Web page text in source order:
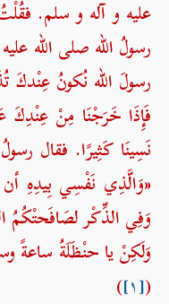
علیه و آله و سلم.
رسولُ الله صلی الله
رسولَ الله نُكونُ عِنْدكَ
فَإِذَا خَرَجْنَا مِنْ عِنْدِكَ
نَسِينَا كَثِيرًا. فقال
«وَالَّذِي نَفْسِي بِيدِهِ
وَفِي الذِّكْر لصَافَحتْكُمُ
وَلَكِنْ يا حنْظَلَةُ ساعةً
([۱] )